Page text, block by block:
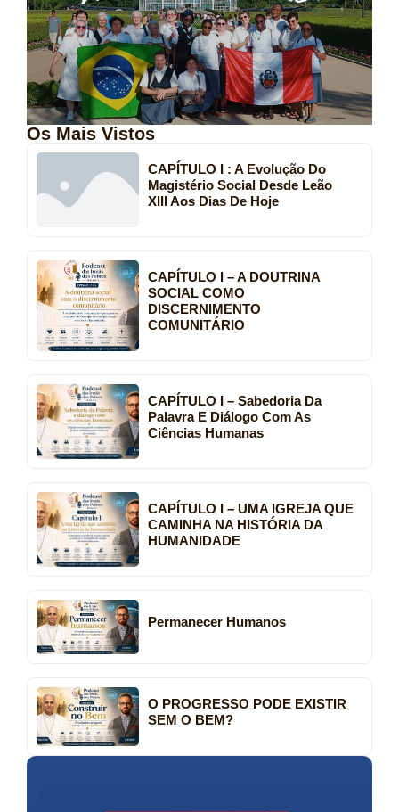
Os Mais Vistos
CAPÍTULO I : A Evolução Do
Magistério Social Desde Leão
XIII Aos Dias De Hoje
CAPÍTULO I – A DOUTRINA
SOCIAL COMO
DISCERNIMENTO
COMUNITÁRIO
CAPÍTULO I – Sabedoria Da
Palavra E Diálogo Com As
Ciências Humanas
CAPÍTULO I – UMA IGREJA QUE
CAMINHA NA HISTÓRIA DA
HUMANIDADE
Permanecer Humanos
O PROGRESSO PODE EXISTIR
SEM O BEM?